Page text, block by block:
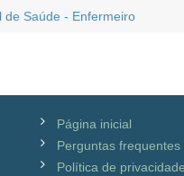
de Saúde - Enfermeiro
Página inicial
Perguntas frequentes
Política de privacidade